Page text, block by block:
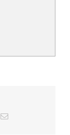
Email